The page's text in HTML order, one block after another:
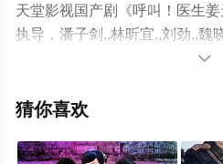
天堂影视国产剧《呼叫！医生
执导，潘子剑,,林昕宜,,刘劲,,魏
中国大陆电视剧，手机免费观
情信息可移步至豆瓣电视剧、电

猜你喜欢